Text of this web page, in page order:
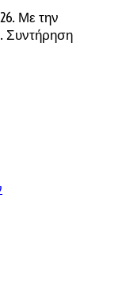
Με την
Συντήρηση